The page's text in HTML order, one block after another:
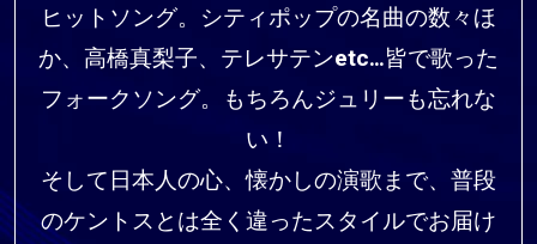
ヒットソング。シティポップの名曲の数々ほ
か、高橋真梨子、テレサテンetc…皆で歌った
フォークソング。もちろんジュリーも忘れな
い！
そして日本人の心、懐かしの演歌まで、普段
のケントスとは全く違ったスタイルでお届け